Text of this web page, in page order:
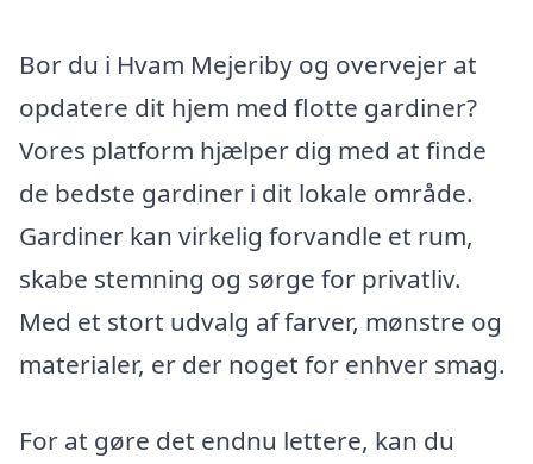
Bor du i Hvam Mejeriby og overvejer at
opdatere dit hjem med flotte gardiner?
Vores platform hjælper dig med at finde
de bedste gardiner i dit lokale område.
Gardiner kan virkelig forvandle et rum,
skabe stemning og sørge for privatliv.
Med et stort udvalg af farver, mønstre og
materialer, er der noget for enhver smag.
For at gøre det endnu lettere, kan du